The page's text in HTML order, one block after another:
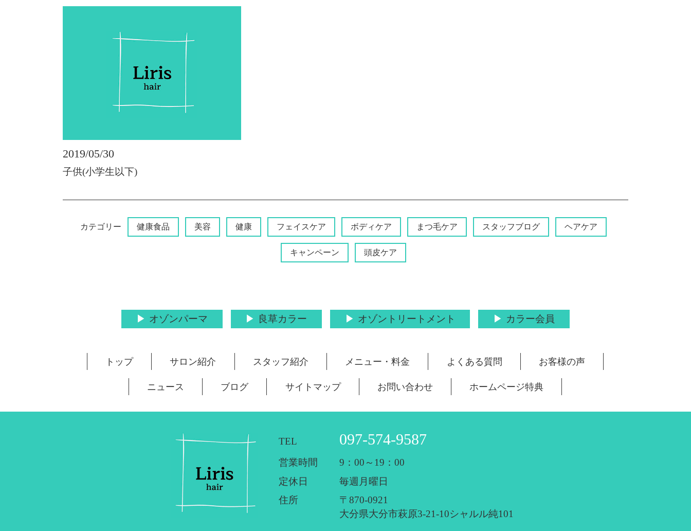
2019/05/30
子供(小学生以下)
カテゴリー 健康食品 美容 健康 フェイスケア ボディケア まつ毛ケア スタッフブログ ヘアケア
キャンペーン 頭皮ケア
オゾンパーマ 良草カラー オゾントリートメント カラー会員
トップ サロン紹介 スタッフ紹介 メニュー・料金 よくある質問 お客様の声
ニュース ブログ サイトマップ お問い合わせ ホームページ特典
TEL 097-574-9587
営業時間
9：00～19：00
定休日
毎週月曜日
住所
〒870-0921
大分県大分市萩原3-21-10シャルル純101